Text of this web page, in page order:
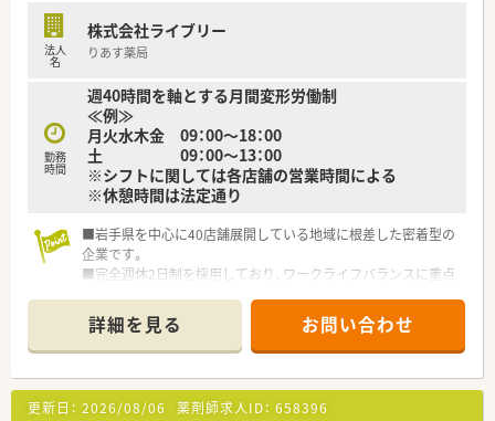
法人
名
株式会社ライブリー
りあす薬局
勤務
時間
週40時間を軸とする月間変形労働制
≪例≫
月火水木金 09：00～18：00
土 09：00～13：00
※シフトに関しては各店舗の営業時間による
※休憩時間は法定通り
■岩手県を中心に40店舗展開している地域に根差した密着型の
企業です。
■完全週休2日制を採用しており、ワークライフバランスに重点
■新卒採用も積極的に行っており、若手も活躍できる環境は整っ
ております。
■教育制度は集合研修やEラーニングを活用しております。
詳細を見る お問い合わせ
更新日： 2026/08/06 薬剤師求人ID： 658396